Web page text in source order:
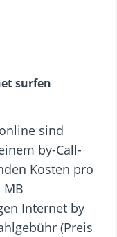
surfen
sind
by-Call-
Kosten pro
Internet by
(Preis